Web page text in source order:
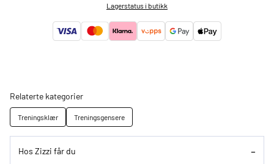
Lagerstatus i butikk
Relaterte kategorier
Treningsklær Treningsgensere
Hos Zizzi får du